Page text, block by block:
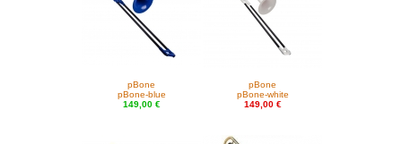
pBone
pBone-blue
149,00 €
pBone
pBone-white
149,00 €